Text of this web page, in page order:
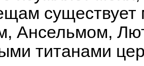
Ансельмом,
титанами